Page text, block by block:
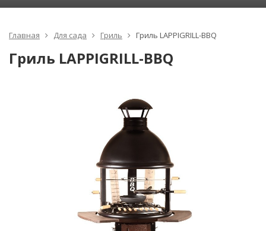
Главная Для сада Гриль Гриль LAPPIGRILL-BBQ
Гриль LAPPIGRILL-BBQ